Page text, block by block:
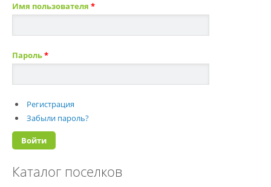
Имя пользователя *
Пароль*
Регистрация
Забыли пароль?
Каталог поселков